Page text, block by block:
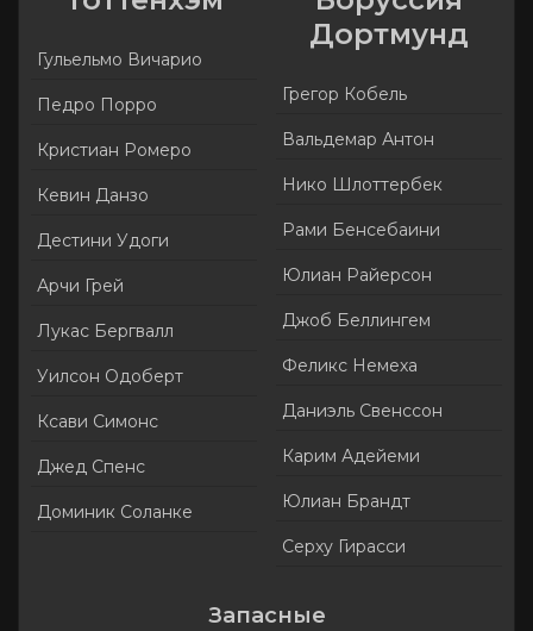
Гульельмо Вичарио
Педро Порро
Кристиан Ромеро
Кевин Данзо
Дестини Удоги
Арчи Грей
Лукас Бергвалл
Уилсон Одоберт
Ксави Симонс
Джед Спенс
Доминик Соланке
Дортмунд
Грегор Кобель
Вальдемар Антон
Нико Шлоттербек
Рами Бенсебаини
Юлиан Райерсон
Джоб Беллингем
Феликс Немеха
Даниэль Свенссон
Карим Адейеми
Юлиан Брандт
Серху Гирасси
Запасные